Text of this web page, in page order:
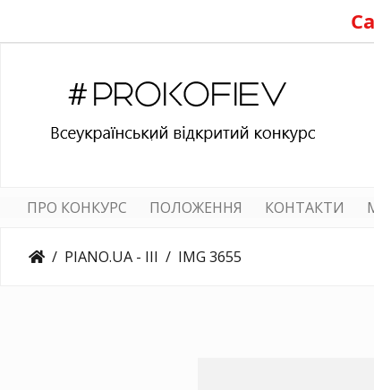
ПРО КОНКУРС ПОЛОЖЕННЯ КОНТАКТИ
PIANO.UA - III IMG 3655